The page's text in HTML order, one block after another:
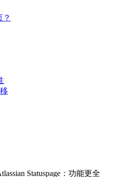
Statuspage：功能更全